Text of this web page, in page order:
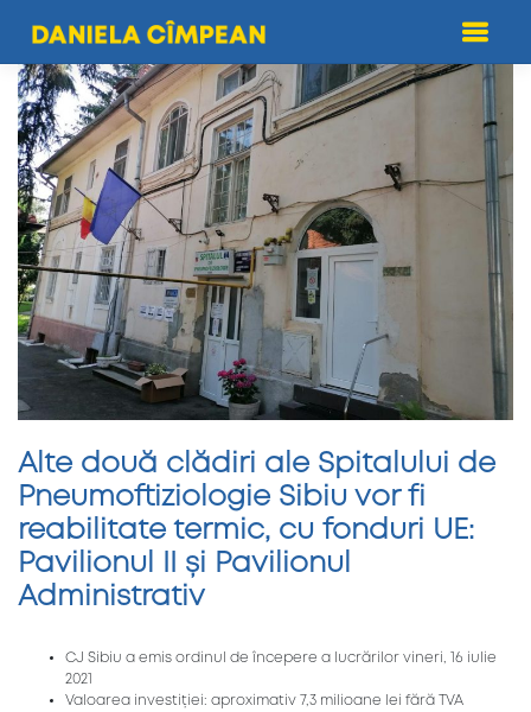
Alte două clădiri ale Spitalului de
Pneumoftiziologie Sibiu vor fi
reabilitate termic, cu fonduri UE:
Pavilionul II și Pavilionul
Administrativ
CJ Sibiu a emis ordinul de începere a lucrărilor vineri, 16 iulie
2021
Valoarea investiției: aproximativ 7,3 milioane lei fără TVA